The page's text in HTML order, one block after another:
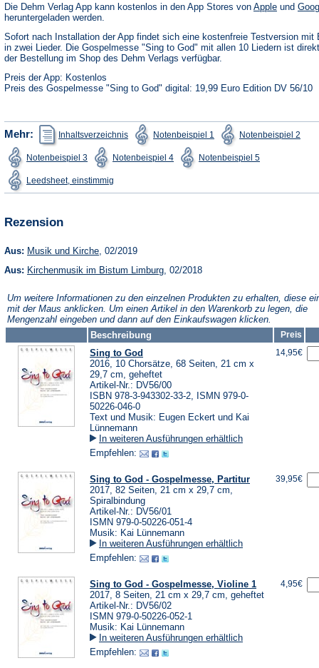
Die Dehm Verlag App kann kostenlos in den App Stores von Apple(Öffnet
neuen
Tab)
und
heruntergeladen werden.
Sofort nach Installation der App findet sich eine kostenfreie Testversion mit
in zwei Lieder. Die Gospelmesse "Sing to God" mit allen 10 Liedern ist
der Bestellung im Shop des Dehm Verlags verfügbar.
Preis der App: Kostenlos
Preis des Gospelmesse "Sing to God" digital: 19,99 Euro Edition DV 56/10
Mehr: Inhaltsverzeichnis
(Öffnet
in
einem
neuen
Notenbeispiel 1
(Öffnet
in
einem
neuen
Notenbeispiel 2in
Notenbeispiel 3
(Öffnet
in
einem
neuen
Tab)
Notenbeispiel 4
(Öffnet
in
einem
Tab)
Notenbeispiel 5in
Tab)
Leedsheet, einstimmig
einem
Rezension
Aus: Musik und Kirche(Öffnet
einem
, 02/2019
Aus: Kirchenmusik im Bistum Limburg(Öffnet
neuen
Tab)
, 02/2018
Um weitere Informationen zu den einzelnen Produkten zu erhalten, diese
mit der Maus anklicken. Um einen Artikel in den Warenkorb zu legen, die
Mengenzahl eingeben und dann auf den Einkaufswagen klicken.
Beschreibung
Preis
Sing to God
2016, 10 Chorsätze, 68 Seiten, 21 cm x
29,7 cm, geheftet
Artikel-Nr.: DV56/00
ISBN 978-3-943302-33-2, ISMN 979-0-
50226-046-0
Text und Musik: Eugen Eckert und Kai
Lünnemann
In weiteren Ausführungen erhältlich
Empfehlen:
14,95€
Sing to God - Gospelmesse, Partitur
2017, 82 Seiten, 21 cm x 29,7 cm,
Spiralbindung
Artikel-Nr.: DV56/01
ISMN 979-0-50226-051-4
Musik: Kai Lünnemann
In weiteren Ausführungen erhältlich
Empfehlen:
39,95€
Sing to God - Gospelmesse, Violine 1
2017, 8 Seiten, 21 cm x 29,7 cm, geheftet
Artikel-Nr.: DV56/02
ISMN 979-0-50226-052-1
Musik: Kai Lünnemann
In weiteren Ausführungen erhältlich
Empfehlen:
4,95€